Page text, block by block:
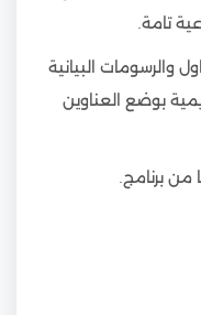
تامة.
والرسومات البيانية
بوضع العناوين
من برنامج.